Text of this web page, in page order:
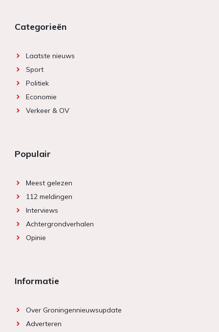
Categorieën
Laatste nieuws
Sport
Politiek
Economie
Verkeer & OV
Populair
Meest gelezen
112 meldingen
Interviews
Achtergrondverhalen
Opinie
Informatie
Over Groningennieuwsupdate
Adverteren